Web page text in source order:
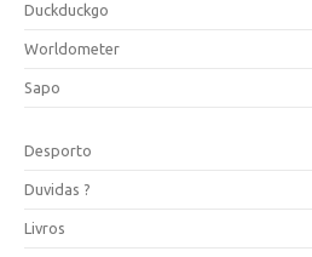
Duckduckgo
Worldometer
Sapo
Desporto
Duvidas ?
Livros